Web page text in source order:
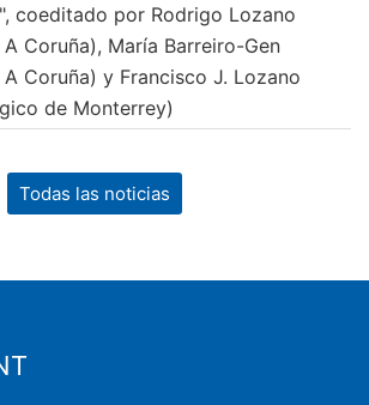
coeditado por Rodrigo Lozano
Coruña), María Barreiro-Gen
Coruña) y Francisco J. Lozano
de Monterrey)
Todas las noticias